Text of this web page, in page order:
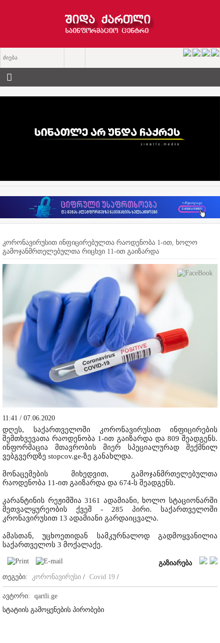
კორონავირუსით ინფიცირებულთა რაოდენობა 1-ით, ხოლო
გამოჯანმრთელებულთა რიცხვი 11-ით გაიზარდა
11:41 / 07.06.2020
დღეს, საქართველოში კორონავირუსით ინფიცირების
შემთხვევათა რაოდენობა 1-ით გაიზარდა და 809 შეადგენს.
ინფორმაცია მთავრობის მიერ სპეციალურად შექმნილ
ვებგვერდზე stopcov.ge-ზე განახლდა.
მონაცემების მიხედვით, გამოჯანმრთელებულთა
რაოდენობა 11-ით გაიზარდა და 674-ს შეადგენს.
კარანტინის რეჟიმშია 3161 ადამიანი, ხოლო სტაციონარში
მეთვალყურეობის ქვეშ - 285 პირი. საქართველოში
კრონავირუსით 13 ადამიანი გარდაიცვალა.
ამასთან, უცხოეთიდან სამკურნალოდ გადმოყვანილია
საქართველოს 3 მოქალაქე.
გაზიარება
თეგები:
კორონავირუსი / Covid 19 /
ავტორი:
qartli.ge
სტატიის გამოყენების პირობები